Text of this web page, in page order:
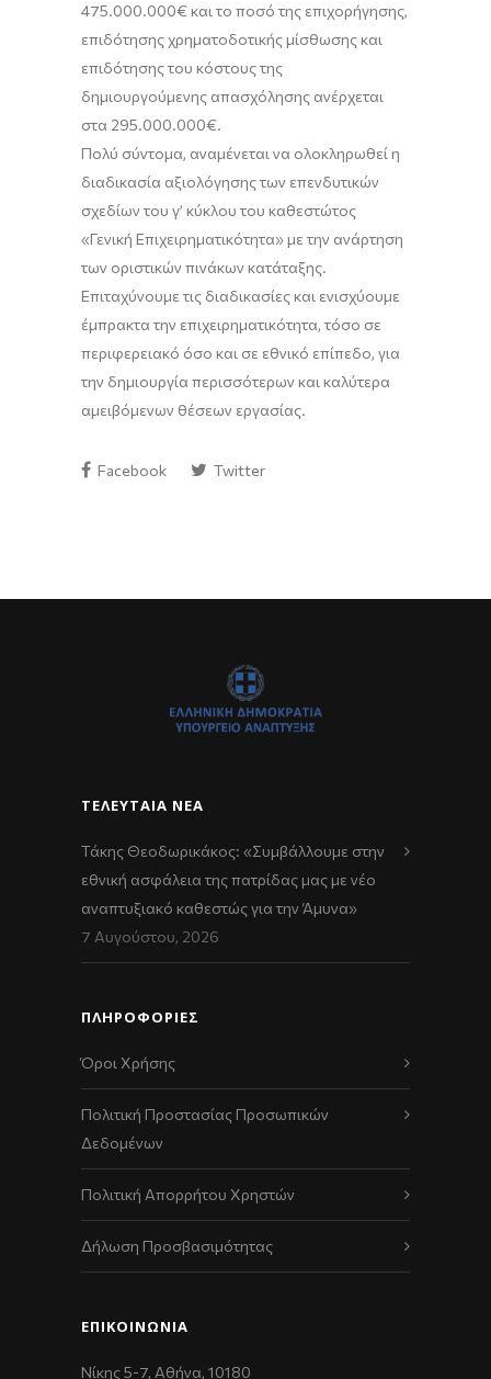
475.000.000€ και το ποσό της επιχορήγησης,
επιδότησης χρηματοδοτικής μίσθωσης και
επιδότησης του κόστους της
δημιουργούμενης απασχόλησης ανέρχεται
στα 295.000.000€.
Πολύ σύντομα, αναμένεται να ολοκληρωθεί η
διαδικασία αξιολόγησης των επενδυτικών
σχεδίων του γ’ κύκλου του καθεστώτος
«Γενική Επιχειρηματικότητα» με την ανάρτηση
των οριστικών πινάκων κατάταξης.
Επιταχύνουμε τις διαδικασίες και ενισχύουμε
έμπρακτα την επιχειρηματικότητα, τόσο σε
περιφερειακό όσο και σε εθνικό επίπεδο, για
την δημιουργία περισσότερων και καλύτερα
αμειβόμενων θέσεων εργασίας.
Facebook Twitter
ΤΕΛΕΥΤΑΊΑ ΝΈΑ
Τάκης Θεοδωρικάκος: «Συμβάλλουμε στην
εθνική ασφάλεια της πατρίδας μας με νέο
αναπτυξιακό καθεστώς για την Άμυνα»
7 Αυγούστου, 2026
ΠΛΗΡΟΦΟΡΙΕΣ
Όροι Χρήσης
Πολιτική Προστασίας Προσωπικών
Δεδομένων
Πολιτική Απορρήτου Χρηστών
Δήλωση Προσβασιμότητας
ΕΠΙΚΟΙΝΩΝΊΑ
Νίκης 5-7, Αθήνα, 10180